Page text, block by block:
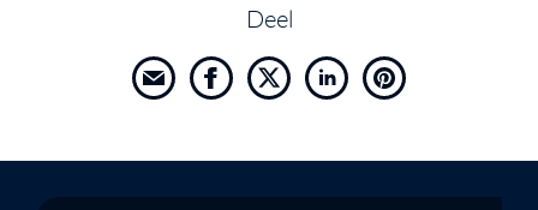
Deel